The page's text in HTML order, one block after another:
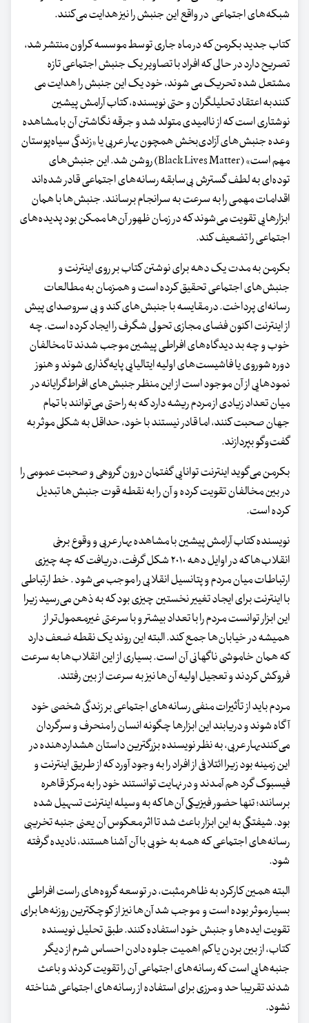
شبکه‌های اجتماعی در واقع این جنبش را نیز هدایت می‌کنند.
کتاب جدید بکرمن که در ماه جاری توسط موسسه کراون منتشر شد،
تصریح دارد در حالی که افراد با تصاویر یک جنبش اجتماعی تازه
مشتعل شده تحریک می شوند، خود یک این جنبش را هدایت می
کنندبه اعتقاد تحلیلگران و حتی نویسنده، کتاب آرامش پیشین
نوشتاری است که از ناامیدی متولد شد و جرقه نگاشتن آن با مشاهده
وعده جنبش‌های آزادی‌بخش همچون بهار عربی یا «زندگی سیاه‌پوستان
مهم است» (Black Lives Matter) روشن شد. این جنبش‌های
توده‌ای به لطف گسترش بی‌سابقه رسانه‌های اجتماعی قادر شده‌اند
اقدامات مهمی را به سرعت به سرانجام برسانند. جنبش‌ها با همان
ابزارهایی تقویت می‌شوند که در زمان ظهور آن‌ها ممکن بود پدیده‌های
اجتماعی را تضعیف کند.
بکرمن به مدت یک دهه برای نوشتن کتاب بر روی اینترنت و
جنبش‌های اجتماعی تحقیق کرده است و همزمان به مطالعات
رسانه‌ای پرداخت. در مقایسه با جنبش‌های کند و بی سروصدای پیش
از اینترنت اکنون فضای مجازی تحولی شگرف را ایجاد کرده است. چه
خوب و چه بد دیدگاه‌های افراطی پیشین موجب شدند تا مخالفان
دوره شوروی یا فاشیست‌های اولیه ایتالیایی پایه‌گذاری شوند و هنوز
نمودهایی از آن موجود است از این منظر جنبش‌های افراط‌گرایانه در
میان تعداد زیادی از مردم ریشه دارد که به راحتی می‌توانند با تمام
جهان صحبت کنند، اما قادر نیستند با خود، حداقل به شکلی موثر به
گفت‌وگو بپردازند.
بکرمن می‌گوید اینترنت توانایی گفتمان درون گروهی و صحبت عمومی را
در بین مخالفان تقویت کرده و آن را به نقطه قوت جنبش‌ها تبدیل
کرده است.
نویسنده کتاب آرامش پیشین با مشاهده بهار عربی و وقوع برخی
انقلاب‌ها که در اوایل دهه ۲۰۱۰ شکل گرفت، دریافت که چه چیزی
ارتباطات میان مردم و پتانسیل انقلابی را موجب می‌شود . خط ارتباطی
با اینترنت برای ایجاد تغییر نخستین چیزی بود که به ذهن می‌رسید زیرا
این ابزار توانست مردم را با تعداد بیشتر و با سرعتی غیرمعمول‌تر از
همیشه در خیابان‌ها جمع کند. البته این روند یک نقطه ضعف دارد
که همان خاموشی ناگهانی آن است. بسیاری از این انقلاب‌ها به سرعت
فروکش کردند و تعجیل اولیه آن‌ها نیز به سرعت از بین رفتند.
مردم باید از تأثیرات منفی رسانه‌های اجتماعی بر زندگی شخصی خود
آگاه شوند و دریابند این ابزارها چگونه انسان را منحرف و سرگردان
می‌کنندبهار عربی، به نظر نویسنده بزرگترین داستان هشداردهنده در
این زمینه بود زیرا ائتلافی از افراد را به وجود آورد که از طریق اینترنت و
فیسبوک گرد هم آمدند و در نهایت توانستند خود را به مرکز قاهره
برسانند؛ تنها حضور فیزیکی آن‌ها که به وسیله اینترنت تسهیل شده
بود. شیفتگی به این ابزار باعث شد تا اثر معکوس آن یعنی جنبه تخریبی
رسانه‌های اجتماعی که همه به خوبی با آن آشنا هستند، نادیده گرفته
شود.
البته همین کارکرد به ظاهر مثبت، در توسعه گروه‌های راست افراطی
بسیار موثر بوده است و موجب شد آن‌ها نیز از کوچکترین روزنه‌ها برای
تقویت ایده‌ها و جنبش خود استفاده کنند. طبق تحلیل نویسنده
کتاب، از بین بردن یا کم اهمیت جلوه دادن احساس شرم از دیگر
جنبه‌هایی است که رسانه‌های اجتماعی آن را تقویت کردند و باعث
شدند تقریبا حد و مرزی برای استفاده از رسانه‌های اجتماعی شناخته
نشود.